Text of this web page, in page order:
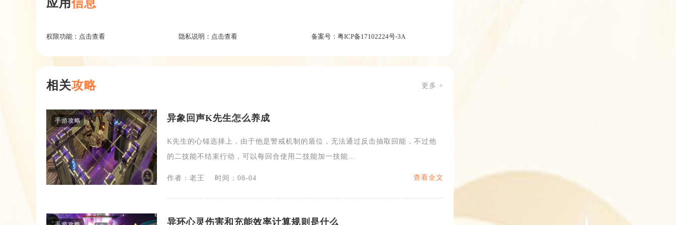
应用信息
权限功能： 点击查看 隐私说明： 点击查看 备案号： 粤ICP备17102224号-3A
相关攻略 更多 +
手游攻略 异象回声​K先生怎么养成
K先生的心锚选择上，由于他是警戒机制的盾位，无法通过反击抽取回能，不过他
的二技能不结束行动，可以每回合使用二技能加一技能...
作者：老王 时间：08-04 查看全文
异环心灵伤害和充能效率计算规则是什么